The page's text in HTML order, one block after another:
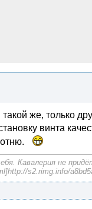
же, только
винта
Кавалерия не
s2.rimg.info/